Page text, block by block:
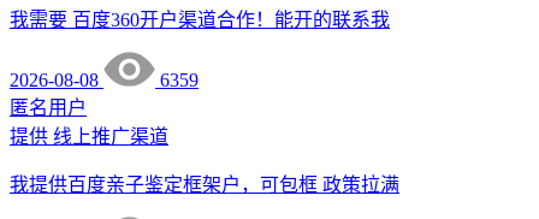
我需要 百度360开户渠道合作！能开的联系我
2026-08-08
6359
匿名用户
提供 线上推广渠道
我提供百度亲子鉴定框架户，可包框 政策拉满